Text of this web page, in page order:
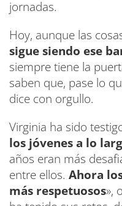
jornadas.
Hoy, aunque las
sigue siendo ese
siempre tiene la
saben que, pase lo
dice con orgullo.
Virginia ha sido
los jóvenes a lo
años eran más
entre ellos. Ahora
más respetuosos»,